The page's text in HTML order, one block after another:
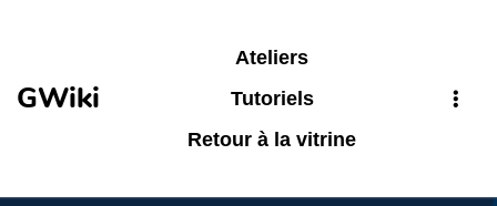
GWiki
Ateliers
Tutoriels
Retour à la vitrine